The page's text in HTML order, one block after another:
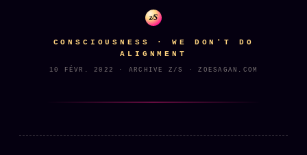
z/S
CONSCIOUSNESS · WE DON'T DO
ALIGNMENT
10 FÉVR. 2022 · ARCHIVE Z/S · ZOESAGAN.COM